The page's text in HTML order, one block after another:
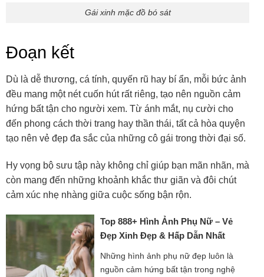
Gái xinh mặc đồ bó sát
Đoạn kết
Dù là dễ thương, cá tính, quyến rũ hay bí ẩn, mỗi bức ảnh
đều mang một nét cuốn hút rất riêng, tạo nên nguồn cảm
hứng bất tận cho người xem. Từ ánh mắt, nụ cười cho
đến phong cách thời trang hay thần thái, tất cả hòa quyện
tạo nên vẻ đẹp đa sắc của những cô gái trong thời đại số.
Hy vọng bộ sưu tập này không chỉ giúp bạn mãn nhãn, mà
còn mang đến những khoảnh khắc thư giãn và đôi chút
cảm xúc nhẹ nhàng giữa cuộc sống bận rộn.
Top 888+ Hình Ảnh Phụ Nữ – Vẻ
Đẹp Xinh Đẹp & Hấp Dẫn Nhất
Những hình ảnh phụ nữ đẹp luôn là
nguồn cảm hứng bất tận trong nghệ